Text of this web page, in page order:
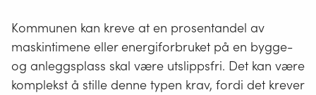
Kommunen kan kreve at en prosentandel av
maskintimene eller energiforbruket på en bygge-
og anleggsplass skal være utslippsfri. Det kan være
komplekst å stille denne typen krav, fordi det krever